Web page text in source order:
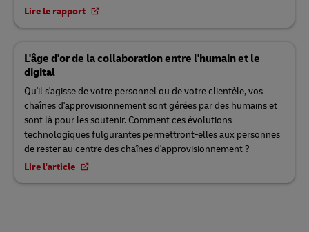
Lire le rapport
L'âge d'or de la collaboration entre l'humain et le
digital
Qu'il s'agisse de votre personnel ou de votre clientèle, vos
chaînes d'approvisionnement sont gérées par des humains et
sont là pour les soutenir. Comment ces évolutions
technologiques fulgurantes permettront-elles aux personnes
de rester au centre des chaînes d'approvisionnement ?
Lire l'article